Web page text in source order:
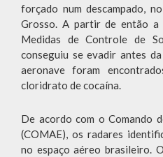
forçado num descampado,
Grosso. A partir de então a
Medidas de Controle de
conseguiu se evadir antes
aeronave foram
cloridrato de cocaína.
De acordo com o Comando
(COMAE), os radares
no espaço aéreo brasileiro.